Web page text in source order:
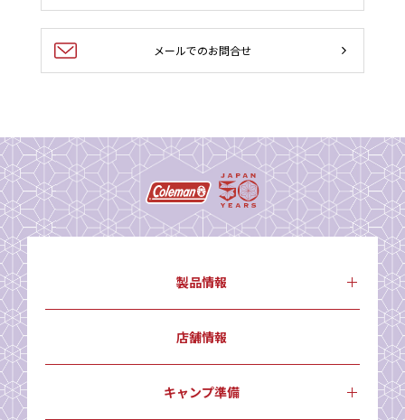
メールでのお問合せ
製品情報
店舗情報
キャンプ準備